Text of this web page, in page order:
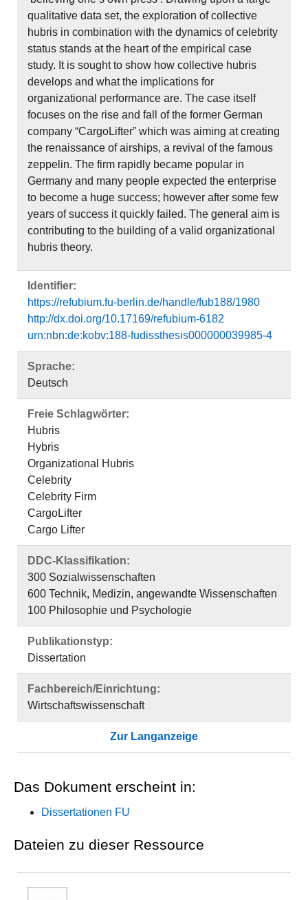
qualitative data set, the exploration of collective
hubris in combination with the dynamics of celebrity
status stands at the heart of the empirical case
study. It is sought to show how collective hubris
develops and what the implications for
organizational performance are. The case itself
focuses on the rise and fall of the former German
company “CargoLifter” which was aiming at creating
the renaissance of airships, a revival of the famous
zeppelin. The firm rapidly became popular in
Germany and many people expected the enterprise
to become a huge success; however after some few
years of success it quickly failed. The general aim is
contributing to the building of a valid organizational
hubris theory.
Identifier:
https://refubium.fu-berlin.de/handle/fub188/1980
http://dx.doi.org/10.17169/refubium-6182
urn:nbn:de:kobv:188-fudissthesis000000039985-4
Sprache:
Deutsch
Freie Schlagwörter:
Hubris
Hybris
Organizational Hubris
Celebrity
Celebrity Firm
CargoLifter
Cargo Lifter
DDC-Klassifikation:
300 Sozialwissenschaften
600 Technik, Medizin, angewandte Wissenschaften
100 Philosophie und Psychologie
Publikationstyp:
Dissertation
Fachbereich/Einrichtung:
Wirtschaftswissenschaft
Zur Langanzeige
Das Dokument erscheint in:
Dissertationen FU
Dateien zu dieser Ressource